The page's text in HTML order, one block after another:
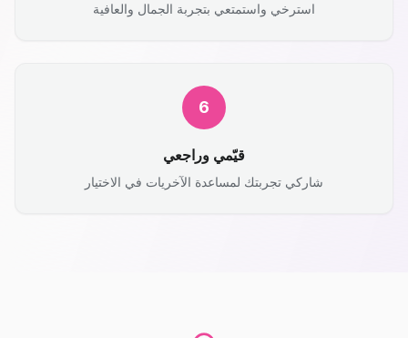
استرخي واستمتعي بتجربة الجمال والعافية
6
قيّمي وراجعي
شاركي تجربتك لمساعدة الآخريات في الاختيار